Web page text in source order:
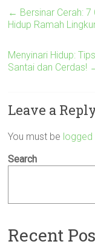
← Bersinar Cerah:
Hidup Ramah
Menyinari Hidup:
Santai dan Cerdas!
Leave a
You must be logged
Search
Recent